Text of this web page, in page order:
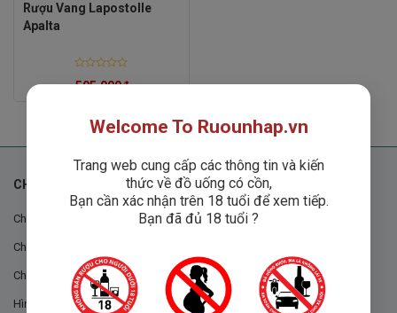
Rượu Vang Lapostolle
Apalta
Rated
595,000₫
CHÍNH SÁCH
Chính sách chung
Chính sách đổi trả
Chính sách mua hàng
Hình thức thanh toán
Welcome To Ruounhap.vn
Trang web cung cấp các thông tin và kiến
thức về đồ uống có cồn,
Bạn cần xác nhận trên 18 tuổi để xem tiếp.
Bạn đã đủ 18 tuổi ?